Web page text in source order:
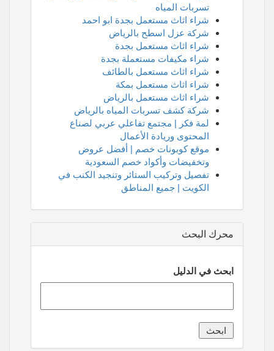
تسربات المياه
شراء اثاث مستعمل بجدة ابو احمد
شركة عزل اسطح بالرياض
شراء اثاث مستعمل بجدة
شراء مكيفات مستعملة بجدة
شراء اثاث مستعمل بالطائف
شراء اثاث مستعمل بمكة
شراء اثاث مستعمل بالرياض
شركة كشف تسربات المياه بالرياض
لمة فكر | مجتمع تفاعلي عربي لصناع
المحتوى وريادة الأعمال
موقع كوبونات خصم | أفضل عروض
وتخفيضات وأكواد خصم السعودية
تفصيل وتركيب الستائر وتنجيد الكنب في
الكويت | جميع المناطق
محرك البحث
ابحث في الدليل